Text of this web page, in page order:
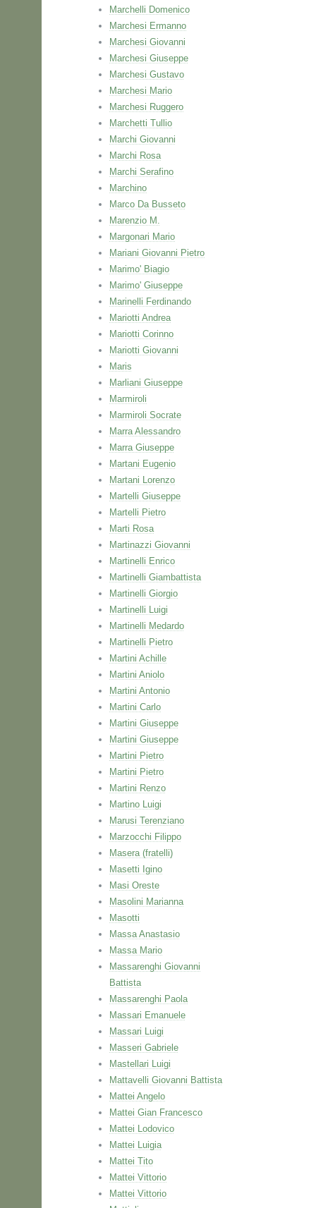
Marchelli Domenico
Marchesi Ermanno
Marchesi Giovanni
Marchesi Giuseppe
Marchesi Gustavo
Marchesi Mario
Marchesi Ruggero
Marchetti Tullio
Marchi Giovanni
Marchi Rosa
Marchi Serafino
Marchino
Marco Da Busseto
Marenzio M.
Margonari Mario
Mariani Giovanni Pietro
Marimo' Biagio
Marimo' Giuseppe
Marinelli Ferdinando
Mariotti Andrea
Mariotti Corinno
Mariotti Giovanni
Maris
Marliani Giuseppe
Marmiroli
Marmiroli Socrate
Marra Alessandro
Marra Giuseppe
Martani Eugenio
Martani Lorenzo
Martelli Giuseppe
Martelli Pietro
Marti Rosa
Martinazzi Giovanni
Martinelli Enrico
Martinelli Giambattista
Martinelli Giorgio
Martinelli Luigi
Martinelli Medardo
Martinelli Pietro
Martini Achille
Martini Aniolo
Martini Antonio
Martini Carlo
Martini Giuseppe
Martini Giuseppe
Martini Pietro
Martini Pietro
Martini Renzo
Martino Luigi
Marusi Terenziano
Marzocchi Filippo
Masera (fratelli)
Masetti Igino
Masi Oreste
Masolini Marianna
Masotti
Massa Anastasio
Massa Mario
Massarenghi Giovanni
Battista
Massarenghi Paola
Massari Emanuele
Massari Luigi
Masseri Gabriele
Mastellari Luigi
Mattavelli Giovanni Battista
Mattei Angelo
Mattei Gian Francesco
Mattei Lodovico
Mattei Luigia
Mattei Tito
Mattei Vittorio
Mattei Vittorio